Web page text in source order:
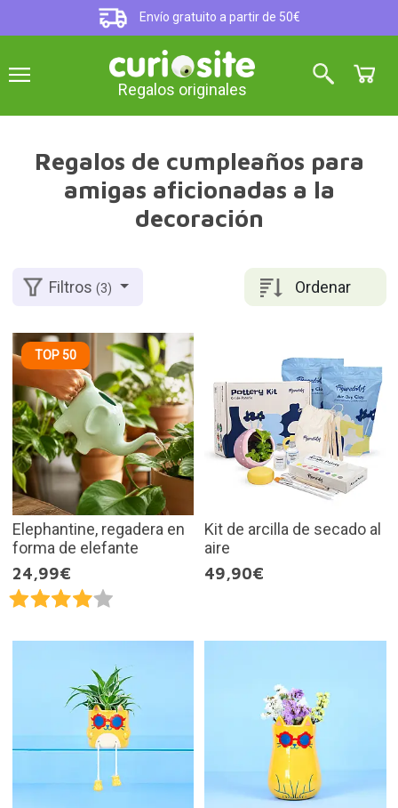
Envío gratuito a partir de 50€
Regalos originales
Regalos de cumpleaños para
amigas aficionadas a la
decoración
Ordenar
Filtros(3)
TOP 50
Elephantine, regadera en
forma de elefante
24,99€
Kit de arcilla de secado al
aire
49,90€